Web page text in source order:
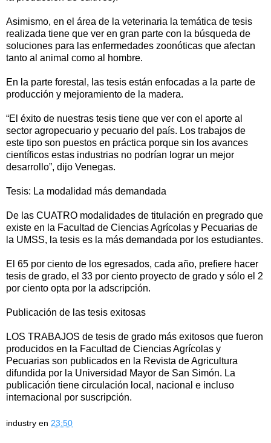
Asimismo, en el área de la veterinaria la temática de tesis
realizada tiene que ver en gran parte con la búsqueda de
soluciones para las enfermedades zoonóticas que afectan
tanto al animal como al hombre.
En la parte forestal, las tesis están enfocadas a la parte de
producción y mejoramiento de la madera.
“El éxito de nuestras tesis tiene que ver con el aporte al
sector agropecuario y pecuario del país. Los trabajos de
este tipo son puestos en práctica porque sin los avances
científicos estas industrias no podrían lograr un mejor
desarrollo”, dijo Venegas.
Tesis: La modalidad más demandada
De las CUATRO modalidades de titulación en pregrado que
existe en la Facultad de Ciencias Agrícolas y Pecuarias de
la UMSS, la tesis es la más demandada por los estudiantes.
El 65 por ciento de los egresados, cada año, prefiere hacer
tesis de grado, el 33 por ciento proyecto de grado y sólo el 2
por ciento opta por la adscripción.
Publicación de las tesis exitosas
LOS TRABAJOS de tesis de grado más exitosos que fueron
producidos en la Facultad de Ciencias Agrícolas y
Pecuarias son publicados en la Revista de Agricultura
difundida por la Universidad Mayor de San Simón. La
publicación tiene circulación local, nacional e incluso
internacional por suscripción.
industry en 23:50